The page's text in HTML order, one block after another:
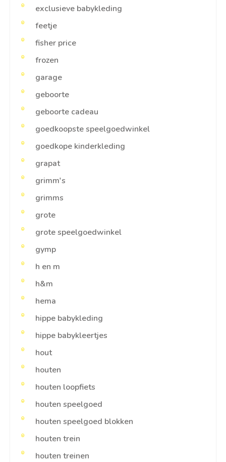
exclusieve babykleding
feetje
fisher price
frozen
garage
geboorte
geboorte cadeau
goedkoopste speelgoedwinkel
goedkope kinderkleding
grapat
grimm's
grimms
grote
grote speelgoedwinkel
gymp
h en m
h&m
hema
hippe babykleding
hippe babykleertjes
hout
houten
houten loopfiets
houten speelgoed
houten speelgoed blokken
houten trein
houten treinen